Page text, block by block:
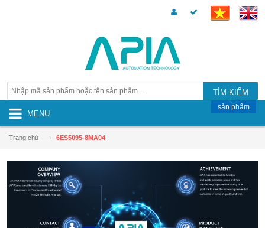
TÌM KIẾM
MENU
sản phẩm
Trang chủ —› 6ES5095-8MA04